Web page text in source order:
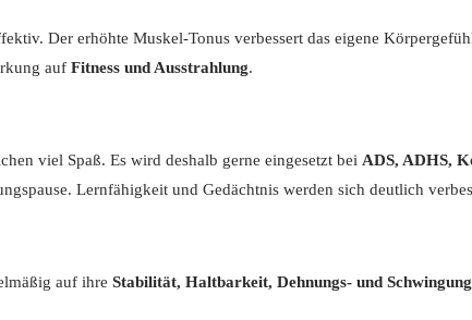
Der erhöhte Muskel-Tonus verbessert das eigene
aufFitness und Ausstrahlung.
viel Spaß. Es wird deshalb gerne eingesetzt bei ADS, ADHS,
Lernfähigkeit und Gedächtnis werden sich deutlich
auf ihreStabilität, Haltbarkeit, Dehnungs- und